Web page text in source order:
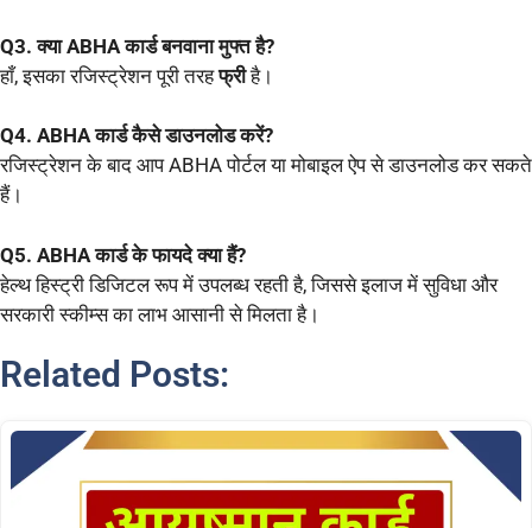
Q3. क्या ABHA कार्ड बनवाना मुफ्त है?
हाँ, इसका रजिस्ट्रेशन पूरी तरहफ्रीहै।
Q4. ABHA कार्ड कैसे डाउनलोड करें?
रजिस्ट्रेशन के बाद आप ABHA पोर्टल या मोबाइल ऐप से डाउनलोड कर सकते
हैं।
Q5. ABHA कार्ड के फायदे क्या हैं?
हेल्थ हिस्ट्री डिजिटल रूप में उपलब्ध रहती है, जिससे इलाज में सुविधा और
सरकारी स्कीम्स का लाभ आसानी से मिलता है।
Related Posts: